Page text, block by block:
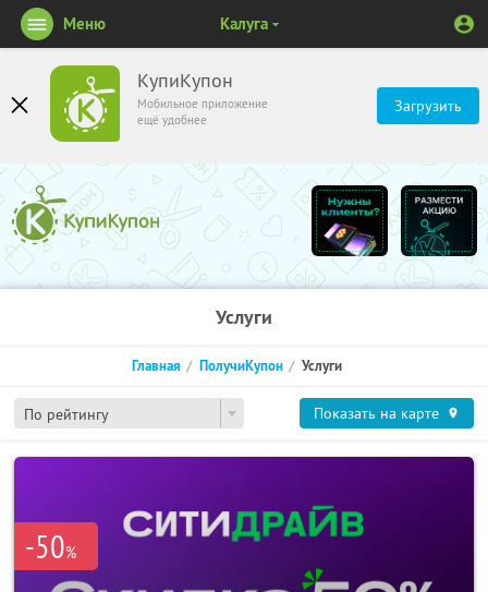
КупиКупон
Мобильное приложение
ещё удобнее
Загрузить
Меню Калуга
Услуги
По рейтингу
Главная ПолучиКупон Услуги
Показать на карте
-50%